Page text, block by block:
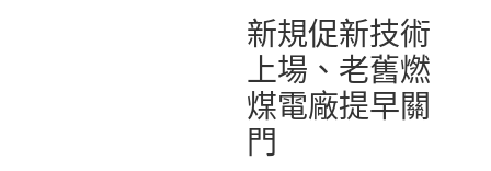
新規促新技術
上場、老舊燃
煤電廠提早關
門